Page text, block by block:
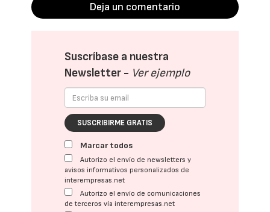
Deja un comentario
Suscríbase a nuestra
Newsletter - Ver ejemplo
SUSCRIBIRME GRATIS
Marcar todos
Autorizo el envío de newsletters y
avisos informativos personalizados de
interempresas.net
Autorizo el envío de comunicaciones
de terceros vía interempresas.net